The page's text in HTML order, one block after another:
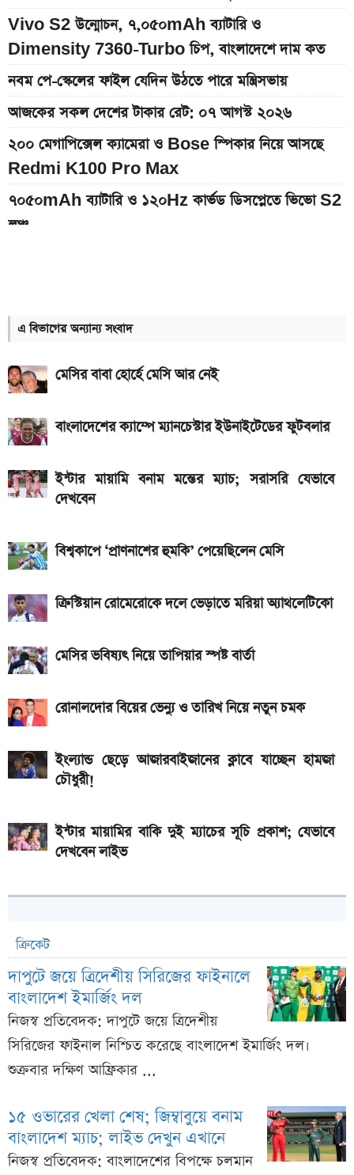
Vivo S2 উন্মোচন, ৭,০৫০mAh ব্যাটারি ও
Dimensity 7360-Turbo চিপ, বাংলাদেশে দাম কত
নবম পে-স্কেলের ফাইল যেদিন উঠতে পারে মন্ত্রিসভায়
আজকের সকল দেশের টাকার রেট: ০৭ আগস্ট ২০২৬
২০০ মেগাপিক্সেল ক্যামেরা ও Bose স্পিকার নিয়ে আসছে
Redmi K100 Pro Max
৭০৫০mAh ব্যাটারি ও ১২০Hz কার্ভড ডিসপ্লেতে ভিভো S2
লঞ্চ
কত
আগামী সপ্তাহেই সুখবর, বেতন-ইনক্রিমেট নিয়ে যা জানা গেল
Hero Xtreme 125R V2 বাইকটি কবে আসবে
আজকের স্বর্ণের বাজারদর: ০৭ আগস্ট ২০২৬
দাম
ভালভ ইঞ্জিন ও TFT ডিসপ্লে
ডিসপ্লে, থাকছে সরু ফ্রেম
যাবে
এ বিভাগের অন্যান্য সংবাদ
মেসির বাবা হোর্হে মেসি আর নেই
বাংলাদেশের ক্যাম্পে ম্যানচেস্টার ইউনাইটেডের ফুটবলার
ইন্টার মায়ামি বনাম মন্তের ম্যাচ; সরাসরি যেভাবে
দেখবেন
বিশ্বকাপে ‘প্রাণনাশের হুমকি’ পেয়েছিলেন মেসি
ক্রিস্টিয়ান রোমেরোকে দলে ভেড়াতে মরিয়া অ্যাথলেটিকো
মেসির ভবিষ্যৎ নিয়ে তাপিয়ার স্পষ্ট বার্তা
রোনালদোর বিয়ের ভেন্যু ও তারিখ নিয়ে নতুন চমক
ইংল্যান্ড ছেড়ে আজারবাইজানের ক্লাবে যাচ্ছেন হামজা
চৌধুরী!
ইন্টার মায়ামির বাকি দুই ম্যাচের সূচি প্রকাশ; যেভাবে
দেখবেন লাইভ
ক্রিকেট
দাপুটে জয়ে ত্রিদেশীয় সিরিজের ফাইনালে
বাংলাদেশ ইমার্জিং দল
নিজস্ব প্রতিবেদক: দাপুটে জয়ে ত্রিদেশীয়
সিরিজের ফাইনাল নিশ্চিত করেছে বাংলাদেশ ইমার্জিং দল।
শুক্রবার দক্ষিণ আফ্রিকার ...
১৫ ওভারের খেলা শেষ; জিম্বাবুয়ে বনাম
বাংলাদেশ ম্যাচ; লাইভ দেখুন এখানে
নিজস্ব প্রতিবেদক: বাংলাদেশের বিপক্ষে চলমান